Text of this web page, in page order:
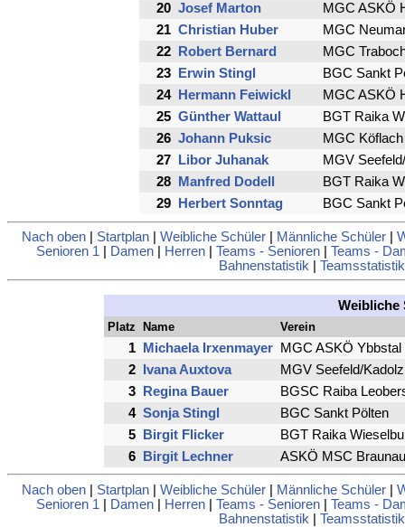
20 Josef Marton
MGC ASKÖ
21 Christian Huber
MGC
22
Robert Bernard
MGC
23
Erwin Stingl
BGC Sankt
24
Hermann Feiwickl
MGC ASKÖ
25 Günther Wattaul
BGT Raika
26 Johann Puksic
MGC Köflach
27
Libor Juhanak
MGV
28
Manfred Dodell
BGT Raika
29
Herbert Sonntag BGC Sankt
Nach oben| Startplan| Weibliche Schüler| Männliche Schüler|
Senioren 1
Damen Herren Teams - Senioren
Teams -
Bahnenstatistik
Teamsstatistik
Weibliche
Platz Name Verein
1 Michaela Irxenmayer
MGC ASKÖ Ybbstal
2
Ivana Auxtova
MGV Seefeld/Kadolz
3
Regina Bauer
BGSC Raiba
4 Sonja Stingl
BGC Sankt Pölten
5
Birgit Flicker
BGT Raika
6
Birgit Lechner ASKÖ MSC
Nach oben| Startplan| Weibliche Schüler| Männliche Schüler|
Senioren 1
Damen Herren Teams - Senioren
Teams -
Bahnenstatistik
Teamsstatistik